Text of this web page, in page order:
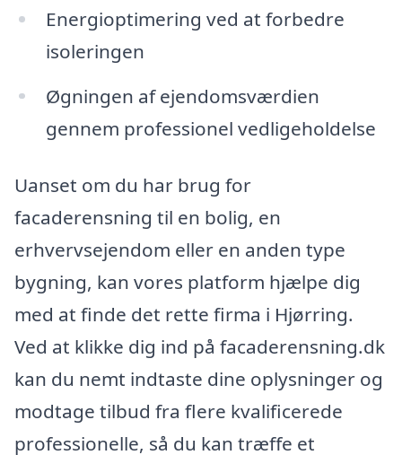
Energioptimering ved at forbedre
isoleringen
Øgningen af ejendomsværdien
gennem professionel vedligeholdelse
Uanset om du har brug for
facaderensning til en bolig, en
erhvervsejendom eller en anden type
bygning, kan vores platform hjælpe dig
med at finde det rette firma i Hjørring.
Ved at klikke dig ind på facaderensning.dk
kan du nemt indtaste dine oplysninger og
modtage tilbud fra flere kvalificerede
professionelle, så du kan træffe et